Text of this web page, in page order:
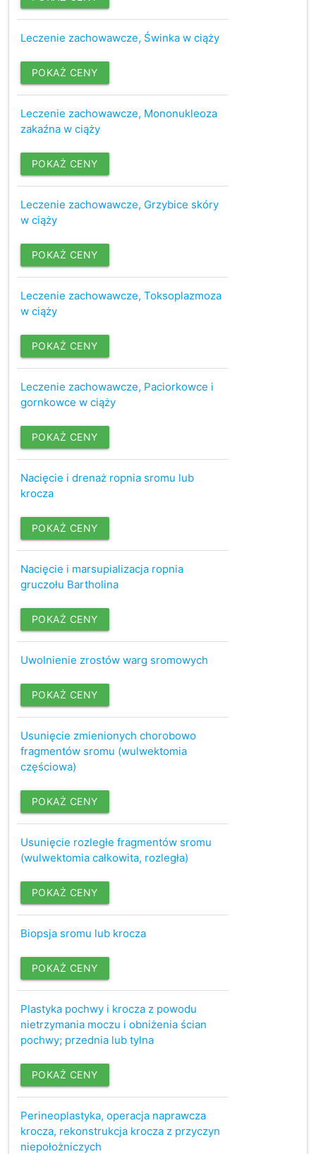
Leczenie zachowawcze, Świnka w ciąży
POKAŻ CENY
Leczenie zachowawcze, Mononukleoza
zakaźna w ciąży
POKAŻ CENY
Leczenie zachowawcze, Grzybice skóry
w ciąży
POKAŻ CENY
Leczenie zachowawcze, Toksoplazmoza
w ciąży
POKAŻ CENY
Leczenie zachowawcze, Paciorkowce i
gornkowce w ciąży
POKAŻ CENY
Nacięcie i drenaż ropnia sromu lub
krocza
POKAŻ CENY
Nacięcie i marsupializacja ropnia
gruczołu Bartholina
POKAŻ CENY
Uwolnienie zrostów warg sromowych
POKAŻ CENY
Usunięcie zmienionych chorobowo
fragmentów sromu (wulwektomia
częściowa)
POKAŻ CENY
Usunięcie rozległe fragmentów sromu
(wulwektomia całkowita, rozległa)
POKAŻ CENY
Biopsja sromu lub krocza
POKAŻ CENY
Plastyka pochwy i krocza z powodu
nietrzymania moczu i obniżenia ścian
pochwy; przednia lub tylna
POKAŻ CENY
Perineoplastyka, operacja naprawcza
krocza, rekonstrukcja krocza z przyczyn
niepołożniczych